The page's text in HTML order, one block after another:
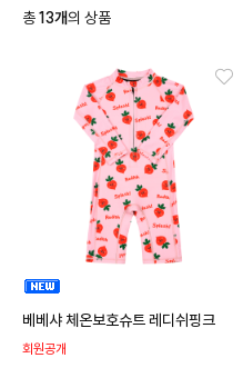
총13개의 상품
베베샤 체온보호슈트 레디쉬핑크
회원공개